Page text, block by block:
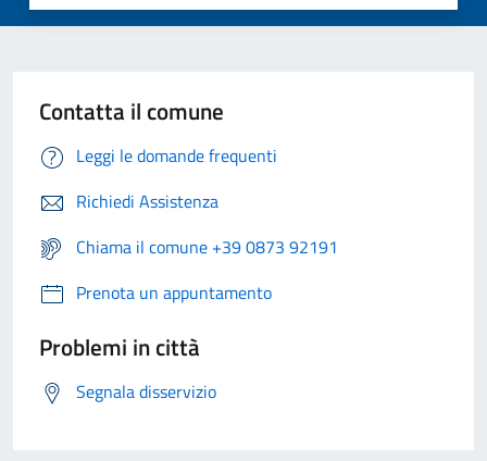
Contatta il comune
Leggi le domande frequenti
Richiedi Assistenza
Chiama il comune +39 0873 92191
Prenota un appuntamento
Problemi in città
Segnala disservizio